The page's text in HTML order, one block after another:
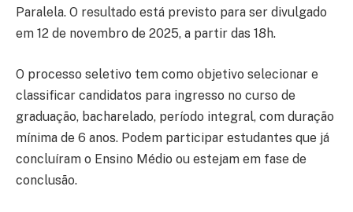
Paralela. O resultado está previsto para ser divulgado
em 12 de novembro de 2025, a partir das 18h.
O processo seletivo tem como objetivo selecionar e
classificar candidatos para ingresso no curso de
graduação, bacharelado, período integral, com duração
mínima de 6 anos. Podem participar estudantes que já
concluíram o Ensino Médio ou estejam em fase de
conclusão.